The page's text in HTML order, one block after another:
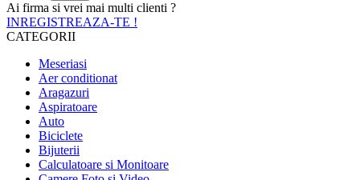
Ai firma si vrei mai multi clienti ?
INREGISTREAZA-TE !
CATEGORII
Meseriasi
Aer conditionat
Aragazuri
Aspiratoare
Auto
Biciclete
Bijuterii
Calculatoare si Monitoare